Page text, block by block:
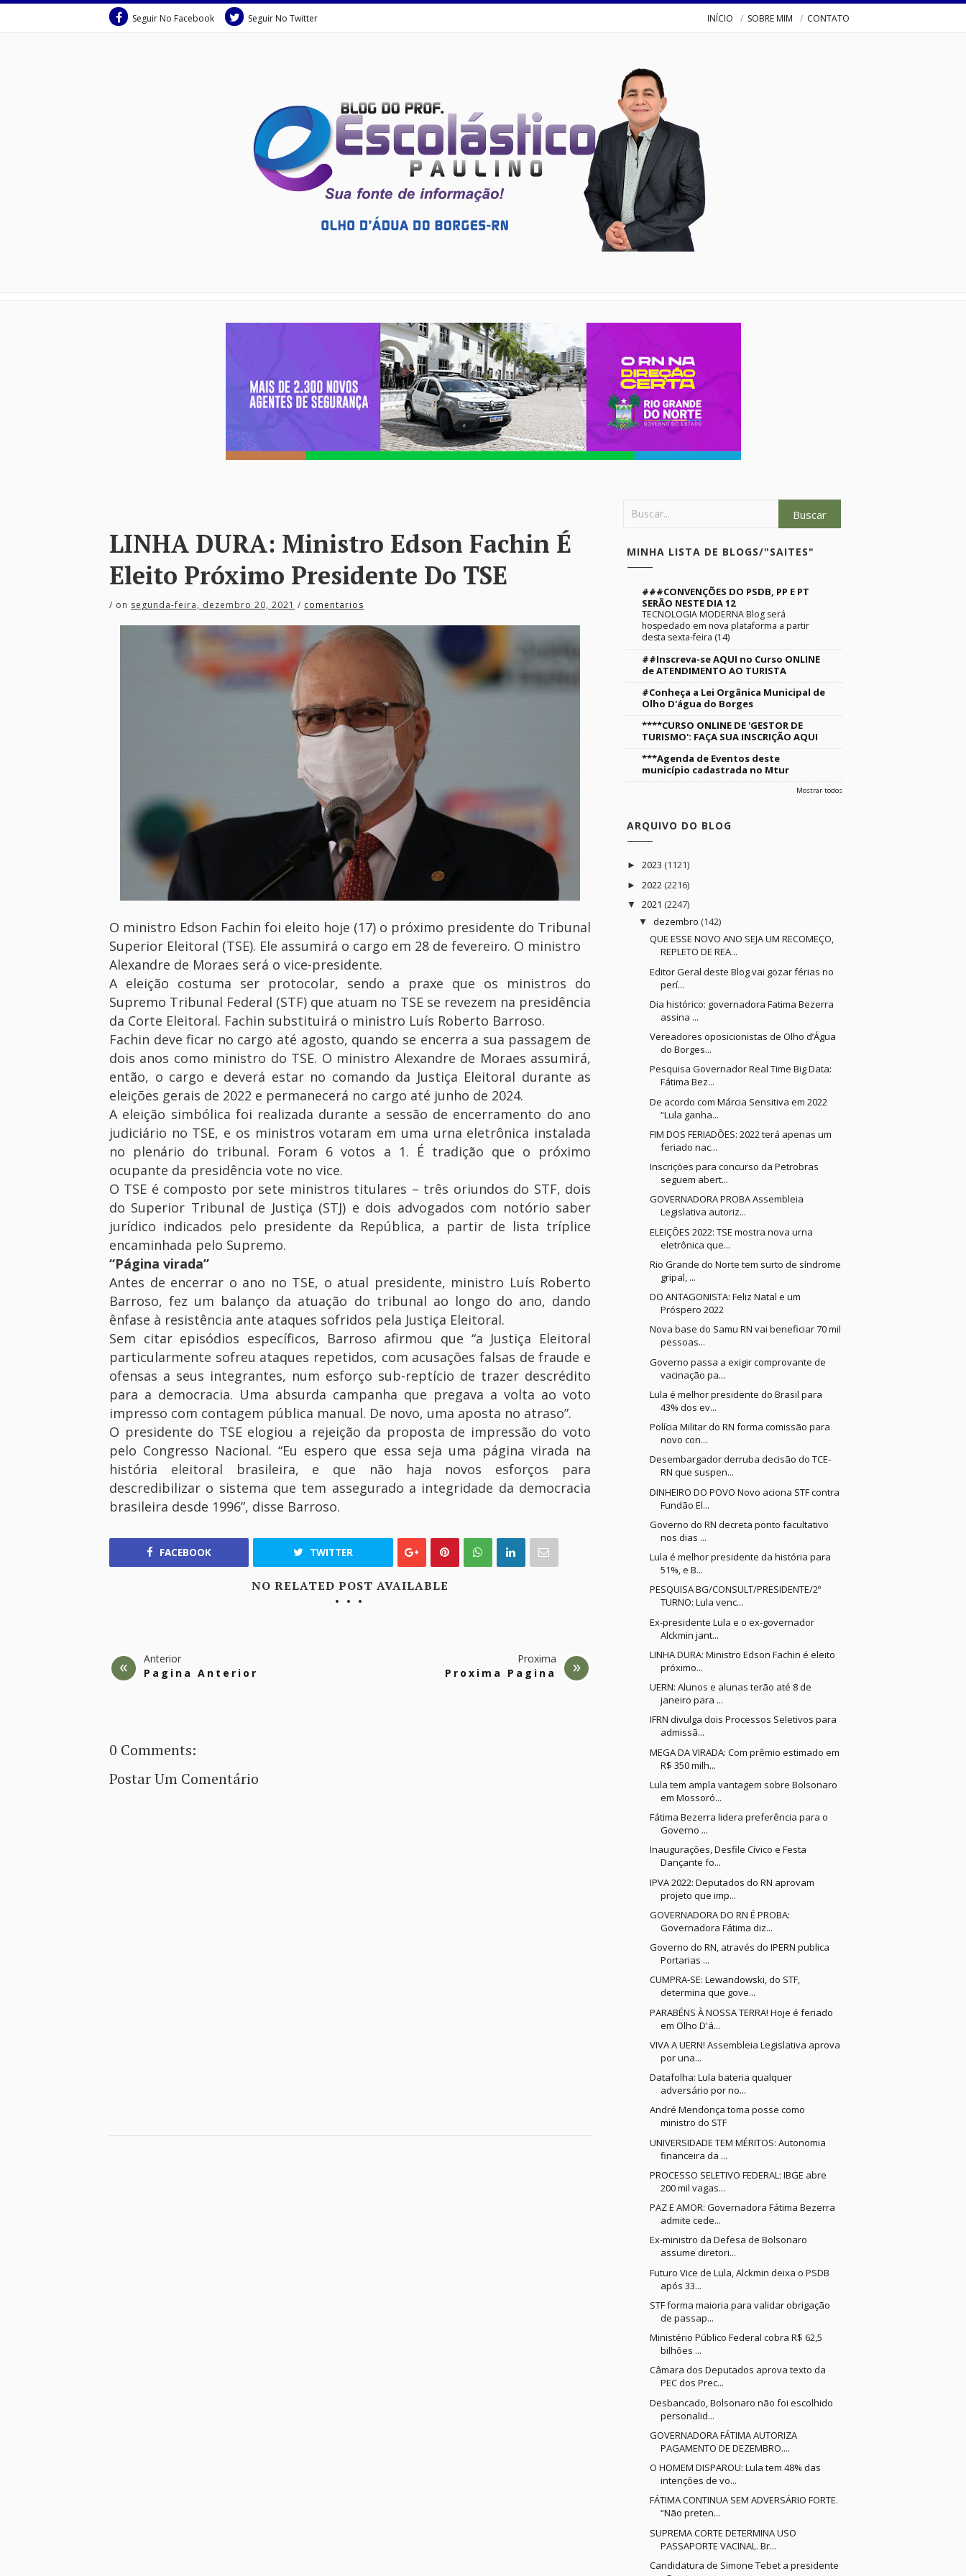
Seguir No Facebook Seguir No Twitter INÍCIO SOBRE MIM CONTATO
LINHA DURA: Ministro Edson Fachin É
Eleito Próximo Presidente Do TSE
/ on segunda-feira, dezembro 20, 2021 / comentarios
O ministro Edson Fachin foi eleito hoje (17) o próximo presidente do Tribunal
Superior Eleitoral (TSE). Ele assumirá o cargo em 28 de fevereiro. O ministro
Alexandre de Moraes será o vice-presidente.
A eleição costuma ser protocolar, sendo a praxe que os ministros do
Supremo Tribunal Federal (STF) que atuam no TSE se revezem na presidência
da Corte Eleitoral. Fachin substituirá o ministro Luís Roberto Barroso.
Fachin deve ficar no cargo até agosto, quando se encerra a sua passagem de
dois anos como ministro do TSE. O ministro Alexandre de Moraes assumirá,
então, o cargo e deverá estar no comando da Justiça Eleitoral durante as
eleições gerais de 2022 e permanecerá no cargo até junho de 2024.
A eleição simbólica foi realizada durante a sessão de encerramento do ano
judiciário no TSE, e os ministros votaram em uma urna eletrônica instalada
no plenário do tribunal. Foram 6 votos a 1. É tradição que o próximo
ocupante da presidência vote no vice.
O TSE é composto por sete ministros titulares – três oriundos do STF, dois
do Superior Tribunal de Justiça (STJ) e dois advogados com notório saber
jurídico indicados pelo presidente da República, a partir de lista tríplice
encaminhada pelo Supremo.
“Página virada”
Antes de encerrar o ano no TSE, o atual presidente, ministro Luís Roberto
Barroso, fez um balanço da atuação do tribunal ao longo do ano, dando
ênfase à resistência ante ataques sofridos pela Justiça Eleitoral.
Sem citar episódios específicos, Barroso afirmou que “a Justiça Eleitoral
particularmente sofreu ataques repetidos, com acusações falsas de fraude e
ofensas a seus integrantes, num esforço sub-reptício de trazer descrédito
para a democracia. Uma absurda campanha que pregava a volta ao voto
impresso com contagem pública manual. De novo, uma aposta no atraso”.
O presidente do TSE elogiou a rejeição da proposta de impressão do voto
pelo Congresso Nacional. “Eu espero que essa seja uma página virada na
história eleitoral brasileira, e que não haja novos esforços para
descredibilizar o sistema que tem assegurado a integridade da democracia
brasileira desde 1996”, disse Barroso.
FACEBOOK TWITTER
NO RELATED POST AVAILABLE
Anterior
Pagina Anterior
Proxima
Proxima Pagina
0 Comments:
Postar Um Comentário
MINHA LISTA DE BLOGS/"SAITES"
###CONVENÇÕES DO PSDB, PP E PT
SERÃO NESTE DIA 12
TECNOLOGIA MODERNA Blog será
hospedado em nova plataforma a partir
desta sexta-feira (14)
##Inscreva-se AQUI no Curso ONLINE
de ATENDIMENTO AO TURISTA
#Conheça a Lei Orgânica Municipal de
Olho D'água do Borges
****CURSO ONLINE DE 'GESTOR DE
TURISMO': FAÇA SUA INSCRIÇÃO AQUI
***Agenda de Eventos deste
município cadastrada no Mtur
Mostrar todos
ARQUIVO DO BLOG
► 2023 (1121)
► 2022 (2216)
▼ 2021 (2247)
▼ dezembro (142)
QUE ESSE NOVO ANO SEJA UM RECOMEÇO,
REPLETO DE REA...
Editor Geral deste Blog vai gozar férias no
perí...
Dia histórico: governadora Fatima Bezerra
assina ...
Vereadores oposicionistas de Olho d’Água
do Borges...
Pesquisa Governador Real Time Big Data:
Fátima Bez...
De acordo com Márcia Sensitiva em 2022
“Lula ganha...
FIM DOS FERIADÕES: 2022 terá apenas um
feriado nac...
Inscrições para concurso da Petrobras
seguem abert...
GOVERNADORA PROBA Assembleia
Legislativa autoriz...
ELEIÇÕES 2022: TSE mostra nova urna
eletrônica que...
Rio Grande do Norte tem surto de síndrome
gripal, ...
DO ANTAGONISTA: Feliz Natal e um
Próspero 2022
Nova base do Samu RN vai beneficiar 70 mil
pessoas...
Governo passa a exigir comprovante de
vacinação pa...
Lula é melhor presidente do Brasil para
43% dos ev...
Polícia Militar do RN forma comissão para
novo con...
Desembargador derruba decisão do TCE-
RN que suspen...
DINHEIRO DO POVO Novo aciona STF contra
Fundão El...
Governo do RN decreta ponto facultativo
nos dias ...
Lula é melhor presidente da história para
51%, e B...
PESQUISA BG/CONSULT/PRESIDENTE/2º
TURNO: Lula venc...
Ex-presidente Lula e o ex-governador
Alckmin jant...
LINHA DURA: Ministro Edson Fachin é eleito
próximo...
UERN: Alunos e alunas terão até 8 de
janeiro para ...
IFRN divulga dois Processos Seletivos para
admissã...
MEGA DA VIRADA: Com prêmio estimado em
R$ 350 milh...
Lula tem ampla vantagem sobre Bolsonaro
em Mossoró...
Fátima Bezerra lidera preferência para o
Governo ...
Inaugurações, Desfile Cívico e Festa
Dançante fo...
IPVA 2022: Deputados do RN aprovam
projeto que imp...
GOVERNADORA DO RN É PROBA:
Governadora Fátima diz...
Governo do RN, através do IPERN publica
Portarias ...
CUMPRA-SE: Lewandowski, do STF,
determina que gove...
PARABÉNS À NOSSA TERRA! Hoje é feriado
em Olho D'á...
VIVA A UERN! Assembleia Legislativa aprova
por una...
Datafolha: Lula bateria qualquer
adversário por no...
André Mendonça toma posse como
ministro do STF
UNIVERSIDADE TEM MÉRITOS: Autonomia
financeira da ...
PROCESSO SELETIVO FEDERAL: IBGE abre
200 mil vagas...
PAZ E AMOR: Governadora Fátima Bezerra
admite cede...
Ex-ministro da Defesa de Bolsonaro
assume diretori...
Futuro Vice de Lula, Alckmin deixa o PSDB
após 33...
STF forma maioria para validar obrigação
de passap...
Ministério Público Federal cobra R$ 62,5
bilhões ...
Câmara dos Deputados aprova texto da
PEC dos Prec...
Desbancado, Bolsonaro não foi escolhido
personalid...
GOVERNADORA FÁTIMA AUTORIZA
PAGAMENTO DE DEZEMBRO....
O HOMEM DISPAROU: Lula tem 48% das
intenções de vo...
FÁTIMA CONTINUA SEM ADVERSÁRIO FORTE.
“Não preten...
SUPREMA CORTE DETERMINA USO
PASSAPORTE VACINAL. Br...
Candidatura de Simone Tebet a presidente